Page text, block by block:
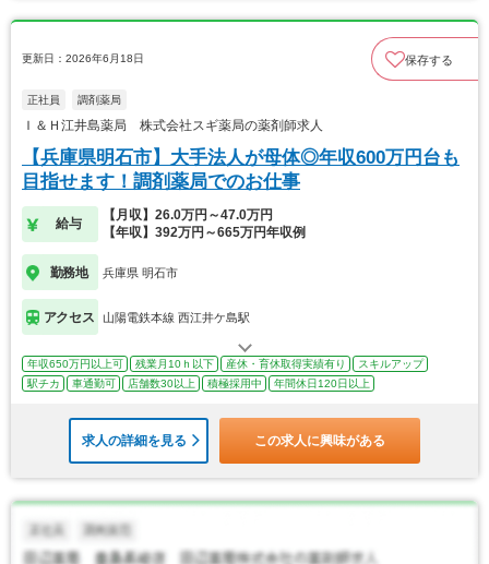
更新日：2026年6月18日 保存する
正社員 調剤薬局
Ｉ＆Ｈ江井島薬局 株式会社スギ薬局の薬剤師求人
【兵庫県明石市】大手法人が母体◎年収600万円台も
目指せます！調剤薬局でのお仕事
給与
【月収】26.0万円～47.0万円
【年収】392万円～665万円年収例
勤務地 兵庫県 明石市
アクセス 山陽電鉄本線 西江井ケ島駅
年収650万円以上可 残業月10ｈ以下 産休・育休取得実績有り
スキルアップ
駅チカ
車通勤可 店舗数30以上 積極採用中 年間休日120日以上
求人の詳細を見る この求人に興味がある